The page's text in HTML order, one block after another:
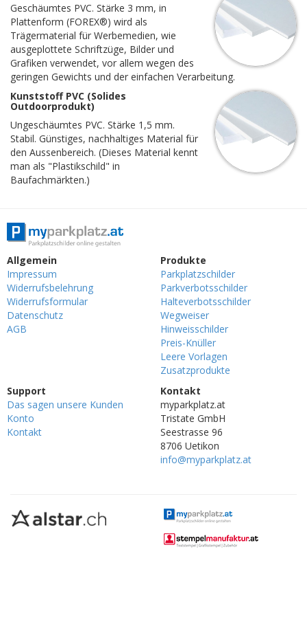
Geschäumtes PVC. Stärke 3 mm, in
Plattenform (FOREX®) wird als
Trägermaterial für Werbemedien, wie
ausgeplottete Schriftzüge, Bilder und
Grafiken verwendet, vor allem wegen des
geringen Gewichts und der einfachen Verarbeitung.
Kunststoff PVC (Solides
Outdoorprodukt)
Ungeschäumtes PVC. Stärke 1,5 mm.
Stabil. Günstiges, nachhaltiges Material für
den Aussenbereich. (Dieses Material kennt
man als "Plastikschild" in
Baufachmärkten.)
Allgemein
Impressum
Widerrufsbelehrung
Widerrufsformular
Datenschutz
AGB
Produkte
Parkplatzschilder
Parkverbotsschilder
Halteverbotsschilder
Wegweiser
Hinweisschilder
Preis-Knüller
Leere Vorlagen
Zusatzprodukte
Support
Das sagen unsere Kunden
Konto
Kontakt
Kontakt
myparkplatz.at
Tristate GmbH
Seestrasse 96
8706 Uetikon
info@myparkplatz.at